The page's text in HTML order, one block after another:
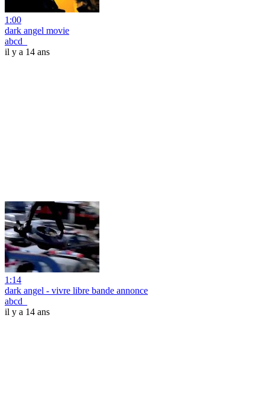
1:00
dark angel movie
abcd_
il y a 14 ans
1:14
dark angel - vivre libre bande annonce
abcd_
il y a 14 ans